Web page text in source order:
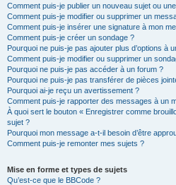
Comment puis-je publier un nouveau sujet ou
Comment puis-je modifier ou supprimer un
Comment puis-je insérer une signature à mon
Comment puis-je créer un sondage ?
Pourquoi ne puis-je pas ajouter plus d’options à
Comment puis-je modifier ou supprimer un
Pourquoi ne puis-je pas accéder à un forum ?
Pourquoi ne puis-je pas transférer de pièces
Pourquoi ai-je reçu un avertissement ?
Comment puis-je rapporter des messages à un
À quoi sert le bouton « Enregistrer comme
sujet ?
Pourquoi mon message a-t-il besoin d’être
Comment puis-je remonter mes sujets ?
Mise en forme et types de sujets
Qu’est-ce que le BBCode ?